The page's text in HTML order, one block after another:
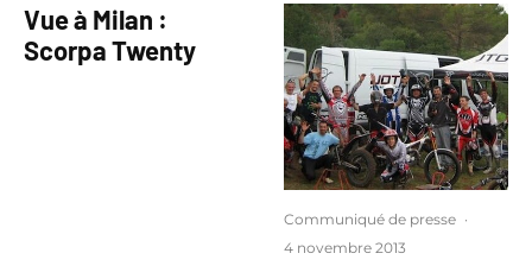
Vue à Milan :
Scorpa Twenty
Communiqué de presse ·
4 novembre 2013